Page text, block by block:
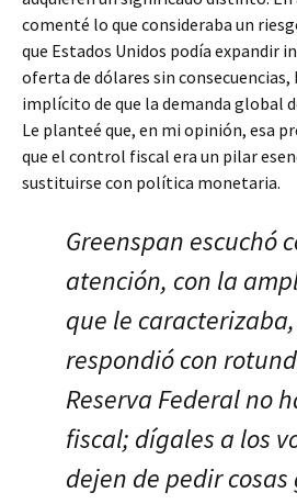
comenté lo que consideraba un
que Estados Unidos podía expandir
oferta de dólares sin consecuencias,
implícito de que la demanda global
Le planteé que, en mi opinión, esa
que el control fiscal era un pilar
sustituirse con política monetaria.
Greenspan escuchó
atención, con la
que le
respondió con
Reserva Federal no
fiscal; dígales a los
dejen de pedir cosas